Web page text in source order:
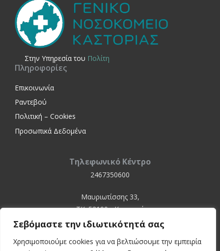
Σεβόμαστε την ιδιωτικότητά σας
Χρησιμοποιούμε cookies για να βελτιώσουμε την εμπειρία
Στην Yπηρεσία του Πολίτη
Πληροφορίες
Επικοινωνία
Ραντεβού
Πολιτική – Cookies
Προσωπικά Δεδομένα
Τηλεφωνικό Κέντρο
2467350600
Μαυριωτίσσης 33,
ΤΚ. 52100 - Καστοριά